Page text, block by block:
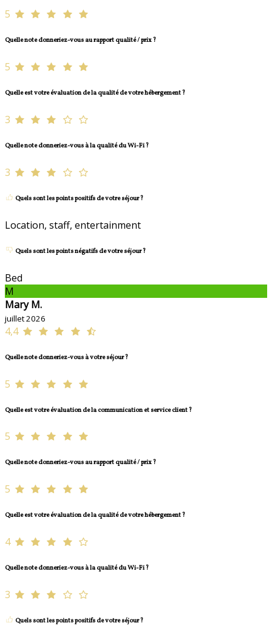
5
Quelle note donneriez-vous au rapport qualité / prix ?
5
Quelle est votre évaluation de la qualité de votre hébergement ?
3
Quelle note donneriez-vous à la qualité du Wi-Fi ?
3
Quels sont les points positifs de votre séjour ?
Location, staff, entertainment
Quels sont les points négatifs de votre séjour ?
Bed
M
Mary M.
juillet 2026
4,4
Quelle note donneriez-vous à votre séjour ?
5
Quelle est votre évaluation de la communication et service client ?
5
Quelle note donneriez-vous au rapport qualité / prix ?
5
Quelle est votre évaluation de la qualité de votre hébergement ?
4
Quelle note donneriez-vous à la qualité du Wi-Fi ?
3
Quels sont les points positifs de votre séjour ?